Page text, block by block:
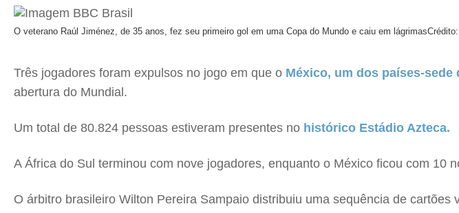
O veterano Raúl Jiménez, de 35 anos, fez seu primeiro gol em uma Copa do Mundo e caiu em lágrimas
Três jogadores foram expulsos no jogo em que o México, um dos países-sede
abertura do Mundial.
Um total de 80.824 pessoas estiveram presentes no histórico Estádio Azteca.
A África do Sul terminou com nove jogadores, enquanto o México ficou com 10
O árbitro brasileiro Wilton Pereira Sampaio distribuiu uma sequência de